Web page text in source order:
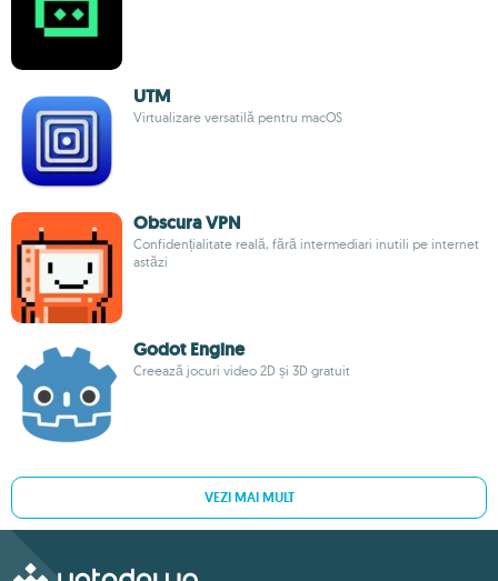
UTM
Virtualizare versatilă pentru macOS
Obscura VPN
Confidențialitate reală, fără intermediari inutili pe internet
astăzi
Godot Engine
Creează jocuri video 2D și 3D gratuit
VEZI MAI MULT